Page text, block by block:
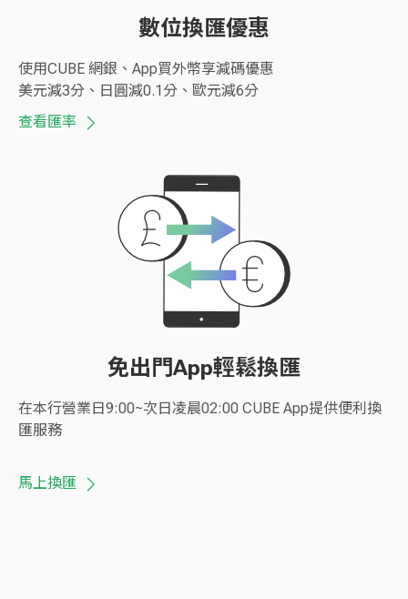
數位換匯優惠
使用CUBE 網銀、App買外幣享減碼優惠
美元減3分、日圓減0.1分、歐元減6分
查看匯率
免出門App輕鬆換匯
在本行營業日9:00~次日凌晨02:00 CUBE App提供便利換
匯服務
馬上換匯